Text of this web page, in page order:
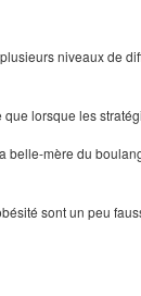
niveaux de
lorsque les
belle-mère du
sont un peu